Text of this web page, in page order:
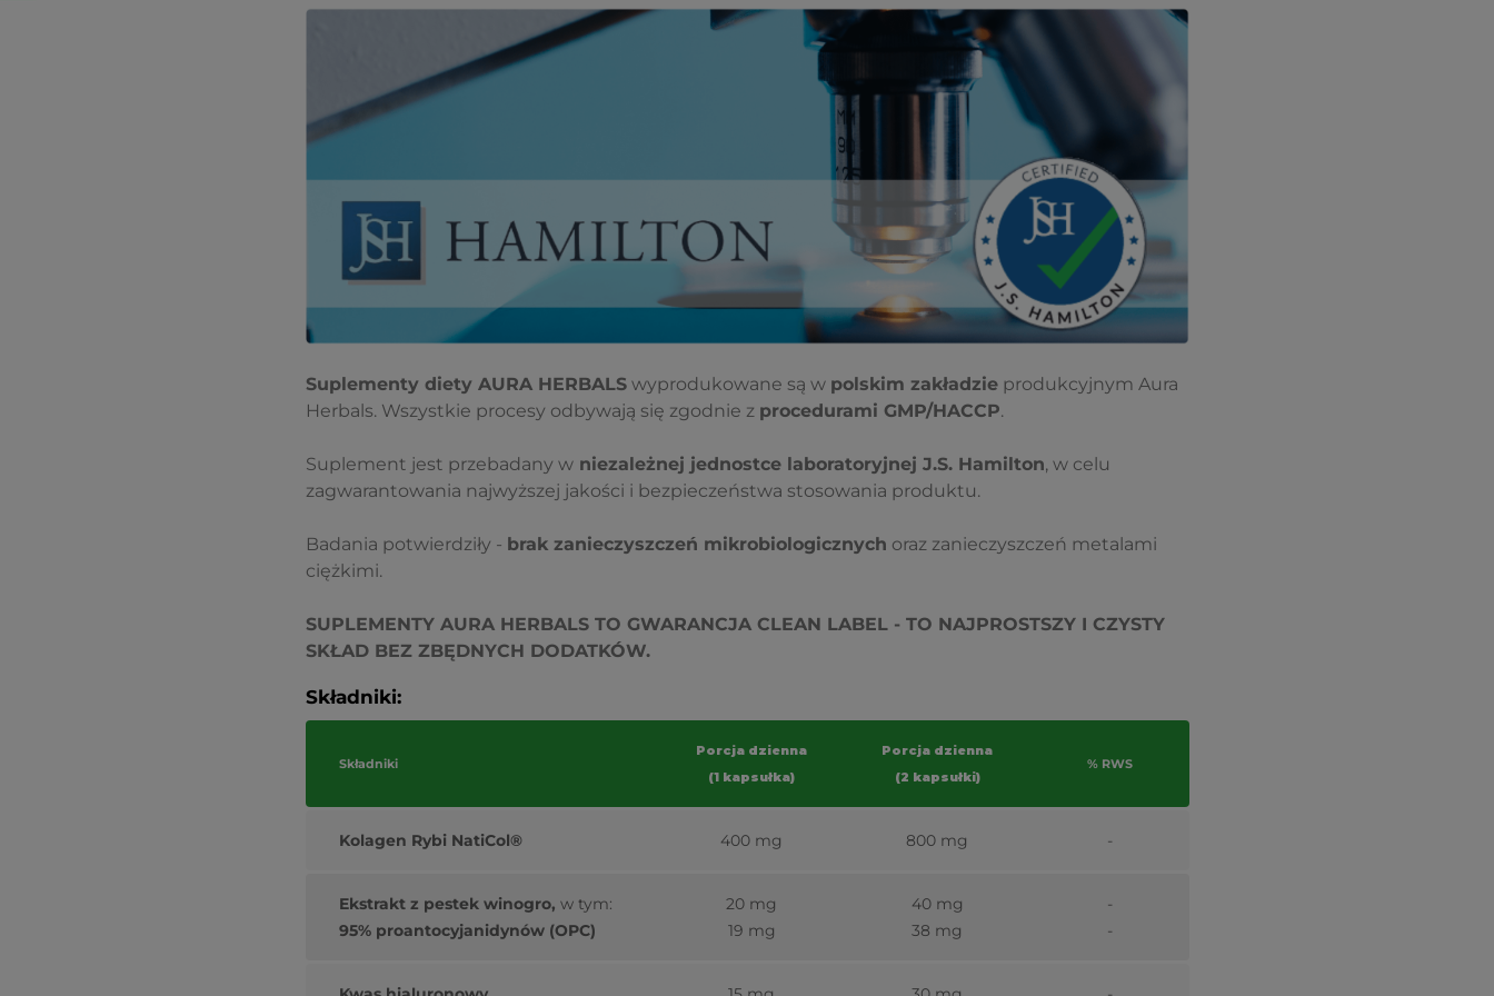
Suplementy diety AURA HERBALSwyprodukowane są w polskim zakładzieprodukcyjnym Aura
Herbals. Wszystkie procesy odbywają się zgodnie z procedurami GMP/HACCP.
Suplement jest przebadany wniezależnej jednostce laboratoryjnej J.S. Hamilton, w celu
zagwarantowania najwyższej jakości i bezpieczeństwa stosowania produktu.
Badania potwierdziły - brak zanieczyszczeń mikrobiologicznych oraz zanieczyszczeń metalami
ciężkimi.
SUPLEMENTY AURA HERBALS TO GWARANCJA CLEAN LABEL - TO NAJPROSTSZY I CZYSTY
SKŁAD BEZ ZBĘDNYCH DODATKÓW.
Składniki:
Składniki
Porcja dzienna
(1 kapsułka)
Porcja dzienna
(2 kapsułki)
% RWS
Kolagen Rybi NatiCol® 400 mg 800 mg -
Ekstrakt z pestek winogro, w tym:
95% proantocyjanidynów (OPC)
20 mg
19 mg
40 mg
38 mg
-
-